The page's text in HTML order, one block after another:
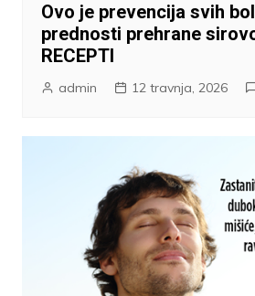
Ovo je prevencija svih
prednosti prehrane
RECEPTI
admin 12 travnja, 2026